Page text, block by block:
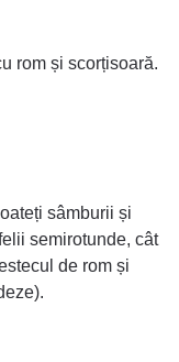
rom și scorțisoară.
sâmburii și
semirotunde, cât
de rom și